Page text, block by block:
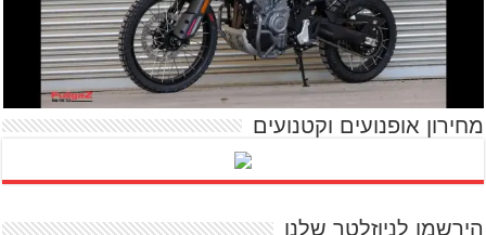
מחירון אופנועים וקטנועים
הירשמו לניוזלטר שלנו